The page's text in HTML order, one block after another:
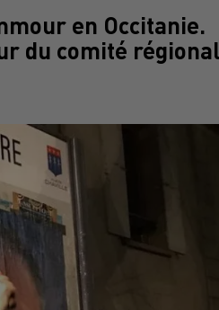
en Occitanie.
du comité